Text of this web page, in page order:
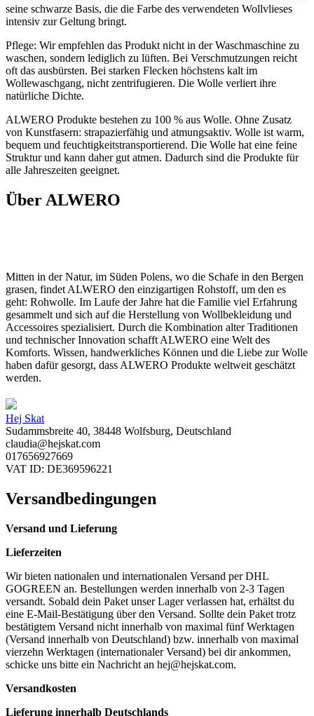
seine schwarze Basis, die die Farbe des verwendeten Wollvlieses
intensiv zur Geltung bringt.
Pflege: Wir empfehlen das Produkt nicht in der Waschmaschine zu
waschen, sondern lediglich zu lüften. Bei Verschmutzungen reicht
oft das ausbürsten. Bei starken Flecken höchstens kalt im
Wollewaschgang, nicht zentrifugieren. Die Wolle verliert ihre
natürliche Dichte.
ALWERO Produkte bestehen zu 100 % aus Wolle. Ohne Zusatz
von Kunstfasern: strapazierfähig und atmungsaktiv. Wolle ist warm,
bequem und feuchtigkeitstransportierend. Die Wolle hat eine feine
Struktur und kann daher gut atmen. Dadurch sind die Produkte für
alle Jahreszeiten geeignet.
Über ALWERO
Mitten in der Natur, im Süden Polens, wo die Schafe in den Bergen
grasen, findet ALWERO den einzigartigen Rohstoff, um den es
geht: Rohwolle. Im Laufe der Jahre hat die Familie viel Erfahrung
gesammelt und sich auf die Herstellung von Wollbekleidung und
Accessoires spezialisiert. Durch die Kombination alter Traditionen
und technischer Innovation schafft ALWERO eine Welt des
Komforts. Wissen, handwerkliches Können und die Liebe zur Wolle
haben dafür gesorgt, dass ALWERO Produkte weltweit geschätzt
werden.
Hej Skat
Sudammsbreite 40, 38448 Wolfsburg, Deutschland
claudia@hejskat.com
017656927669
VAT ID: DE369596221
Versandbedingungen
Versand und Lieferung
Lieferzeiten
Wir bieten nationalen und internationalen Versand per DHL
GOGREEN an. Bestellungen werden innerhalb von 2-3 Tagen
versandt. Sobald dein Paket unser Lager verlassen hat, erhältst du
eine E-Mail-Bestätigung über den Versand. Sollte dein Paket trotz
bestätigtem Versand nicht innerhalb von maximal fünf Werktagen
(Versand innerhalb von Deutschland) bzw. innerhalb von maximal
vierzehn Werktagen (internationaler Versand) bei dir ankommen,
schicke uns bitte ein Nachricht an hej@hejskat.com.
Versandkosten
Lieferung innerhalb Deutschlands